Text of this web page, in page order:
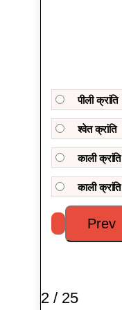
पीली क्रांति
श्वेत क्रांति
काली क्रांति
काली क्रांति
2 / 25